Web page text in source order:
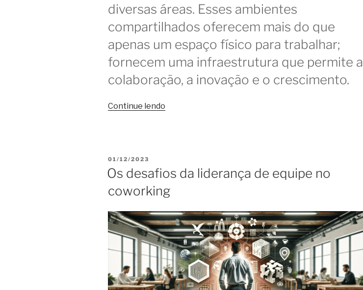
diversas áreas. Esses ambientes
compartilhados oferecem mais do que
apenas um espaço físico para trabalhar;
fornecem uma infraestrutura que permite a
colaboração, a inovação e o crescimento.
Continue lendo
na
escolha
do
coworking”
PUBLICADO
EM
01/12/2023
Os desafios da liderança de equipe no
coworking